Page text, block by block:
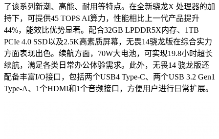
了该系列新潮、高能、耐用等特点。在全新骁龙X 处理器的加
持下，可提供45 TOPS AI算力，性能相比上一代产品提升
44%，能效比优势显著。配合32GB LPDDR5X内存、1TB
PCIe 4.0 SSD以及2.5K高素质屏幕，无畏14骁龙版在综合实力
方面表现出色。续航方面，70W大电池，可实现19.8小时超长
续航，满足各类日常办公体验需求。此外，无畏14 骁龙版还
配备丰富I/O接口，包括两个USB4 Type-C、两个USB 3.2 Gen1
Type-A、1个HDMI和1个音频接口，方便用户进行日常扩展。